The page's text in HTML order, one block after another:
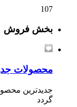
107
بخش فروش
محصولات
جدیدترین
گردد